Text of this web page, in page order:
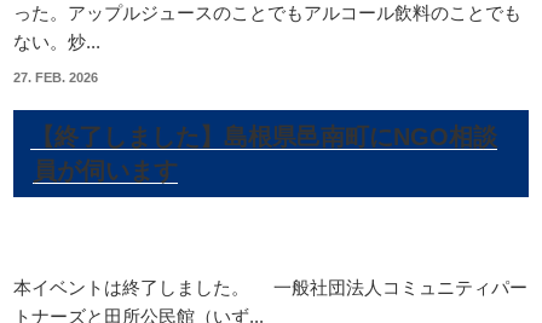
った。アップルジュースのことでもアルコール飲料のことでも
ない。炒...
27. FEB. 2026
【終了しました】島根県邑南町にNGO相談
員が伺います
本イベントは終了しました。 一般社団法人コミュニティパー
トナーズと田所公民館（いず...